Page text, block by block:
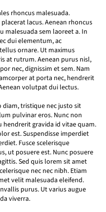
rhoncus malesuada.
lacus. Aenean rhoncus
malesuada sem laoreet a. In
dui elementum, ac
ornare. Ut maximus
at rutrum. Aenean purus nisl,
nec, dignissim et sem. Nam
at porta nec, hendrerit
volutpat dui lectus.
diam, tristique nec justo sit
pulvinar eros. Nunc non
hendrerit gravida id vitae quam.
est. Suspendisse imperdiet
Fusce scelerisque
ut posuere est. Nunc posuere
Sed quis lorem sit amet
nec nec nibh. Etiam
velit malesuada eleifend.
purus. Ut varius augue
viverra.